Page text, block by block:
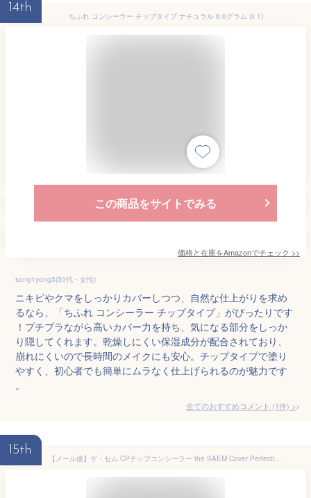
14th
ちふれ コンシーラー チップタイプ ナチュラル 6.0グラム (x 1)
この商品をサイトでみる
価格と在庫をAmazonでチェック >>
song1yong3(30代・女性)
ニキビやクマをしっかりカバーしつつ、自然な仕上がりを求め
るなら、「ちふれ コンシーラー チップタイプ」がぴったりです
！プチプラながら高いカバー力を持ち、気になる部分をしっか
り隠してくれます。乾燥しにくい保湿成分が配合されており、
崩れにくいので長時間のメイクにも安心。チップタイプで塗り
やすく、初心者でも簡単にムラなく仕上げられるのが魅力です
。
全てのおすすめコメント (1件) >
15th
【メール便】ザ・セム CPチップコンシーラー the SAEM Cover Perfection TIP CONCEALER【6.5g】韓国コスメ コンシーラー カバー クマ シミ 毛穴 そばかす ベージュ 保湿成分 速乾性